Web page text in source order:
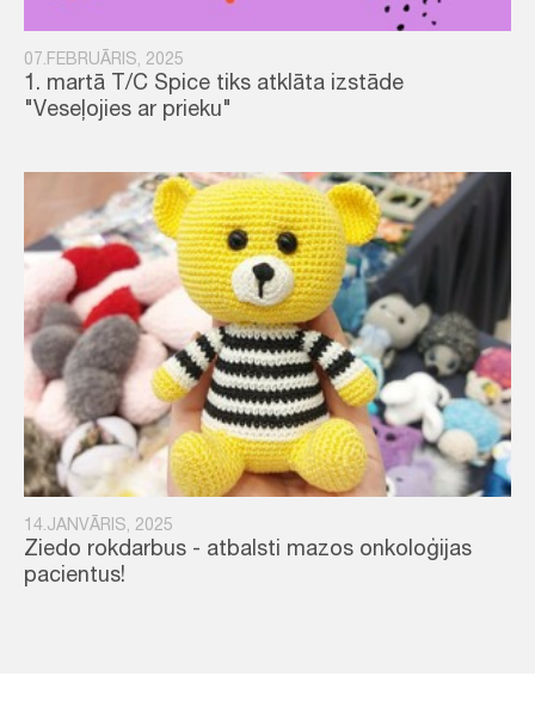
07.FEBRUĀRIS, 2025
1. martā T/C Spice tiks atklāta izstāde
"Veseļojies ar prieku"
14.JANVĀRIS, 2025
Ziedo rokdarbus - atbalsti mazos onkoloģijas
pacientus!